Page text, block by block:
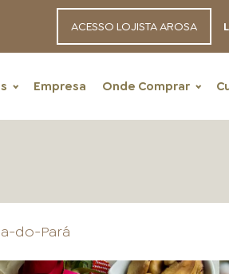
ACESSO LOJISTA AROSA
Empresa Onde Comprar
RECEITAS
do-Pará